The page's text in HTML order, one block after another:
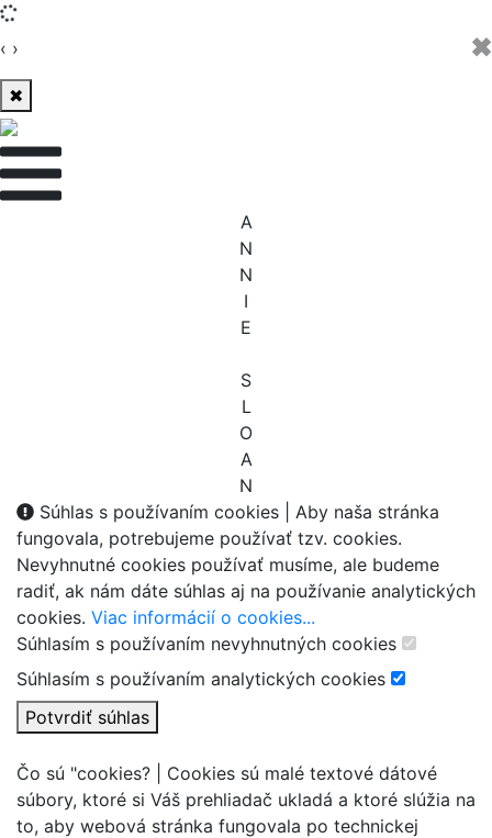
‹ › ✖
✖
A
N
N
I
E
S
L
O
A
N
Súhlas s používaním cookies | Aby naša stránka
fungovala, potrebujeme používať tzv. cookies.
Nevyhnutné cookies používať musíme, ale budeme
radiť, ak nám dáte súhlas aj na používanie analytických
cookies. Viac informácií o cookies...
Súhlasím s používaním nevyhnutných cookies
Súhlasím s používaním analytických cookies
Potvrdiť súhlas
Čo sú "cookies? | Cookies sú malé textové dátové
súbory, ktoré si Váš prehliadač ukladá a ktoré slúžia na
to, aby webová stránka fungovala po technickej